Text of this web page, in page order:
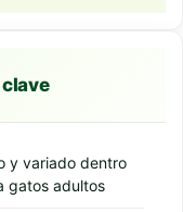
y variado dentro
gatos adultos